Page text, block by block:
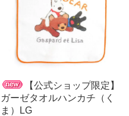
【公式ショップ限定】
ガーゼタオルハンカチ（く
ま）LG